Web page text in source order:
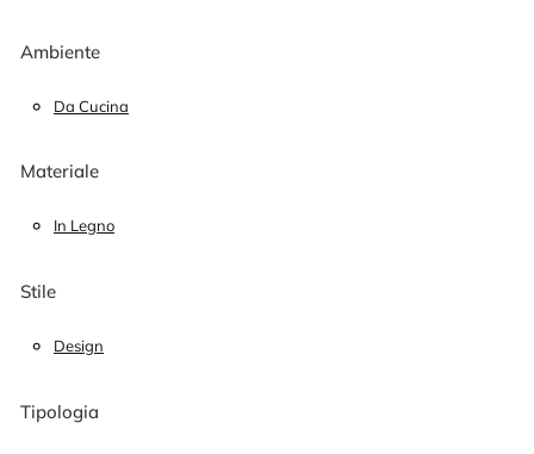
Ambiente
Da Cucina
Materiale
In Legno
Stile
Design
Tipologia